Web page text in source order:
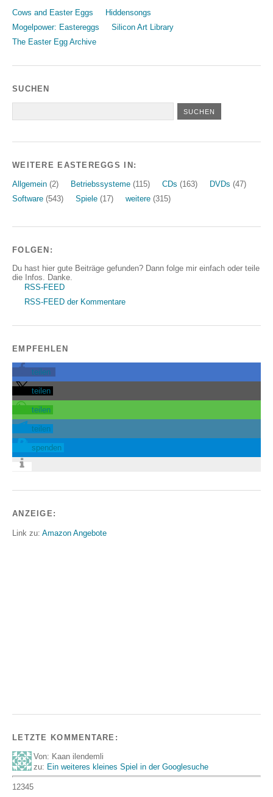
Cows and Easter Eggs
Hiddensongs
Mogelpower: Eastereggs
Silicon Art Library
The Easter Egg Archive
SUCHEN
WEITERE EASTEREGGS IN:
Allgemein (2) Betriebssysteme (115) CDs (163) DVDs (47)
Software (543) Spiele (17) weitere (315)
FOLGEN:
Du hast hier gute Beiträge gefunden? Dann folge mir einfach oder teile
die Infos. Danke.
RSS-FEED
RSS-FEED der Kommentare
EMPFEHLEN
teilen
teilen
teilen
teilen
spenden
ANZEIGE:
Link zu: Amazon Angebote
LETZTE KOMMENTARE:
Von: Kaan ilendemli
zu: Ein weiteres kleines Spiel in der Googlesuche
12345